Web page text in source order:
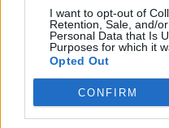
I want to opt-out of
Retention, Sale, and/
Personal Data that Is
Purposes for which it
Opted Out
CONFIRM
Avisa er medlem i
lokalaviser (LLA)
Ansvarlig redaktør og
Liv Maren Mæhre Vold